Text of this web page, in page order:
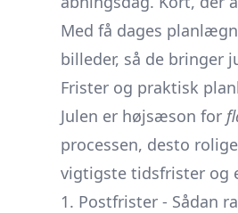
Med få dages
billeder, så de bringer
Frister og praktisk
Julen er højsæson for
processen, desto
vigtigste tidsfrister og
1. Postfrister - Sådan